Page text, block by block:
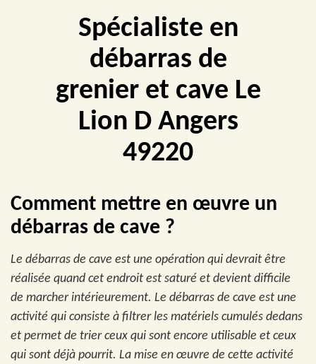
Spécialiste en
débarras de
grenier et cave Le
Lion D Angers
49220
Comment mettre en œuvre un
débarras de cave ?
Le débarras de cave est une opération qui devrait être
réalisée quand cet endroit est saturé et devient difficile
de marcher intérieurement. Le débarras de cave est une
activité qui consiste à filtrer les matériels cumulés dedans
et permet de trier ceux qui sont encore utilisable et ceux
qui sont déjà pourrit. La mise en œuvre de cette activité